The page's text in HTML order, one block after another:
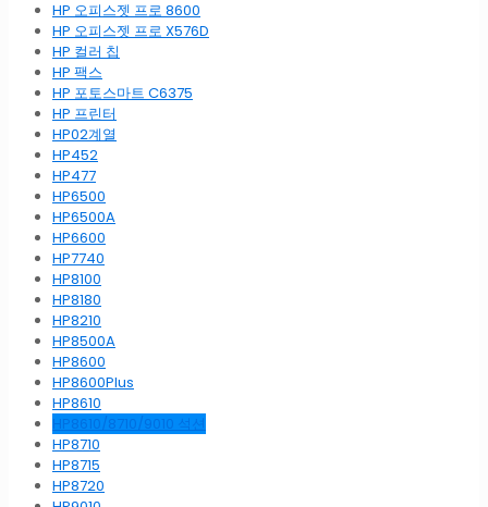
HP 오피스젯 프로 8600
HP 오피스젯 프로 X576D
HP 컬러 칩
HP 팩스
HP 포토스마트 C6375
HP 프린터
HP02계열
HP452
HP477
HP6500
HP6500A
HP6600
HP7740
HP8100
HP8180
HP8210
HP8500A
HP8600
HP8600Plus
HP8610
HP8610/8710/9010 석션
HP8710
HP8715
HP8720